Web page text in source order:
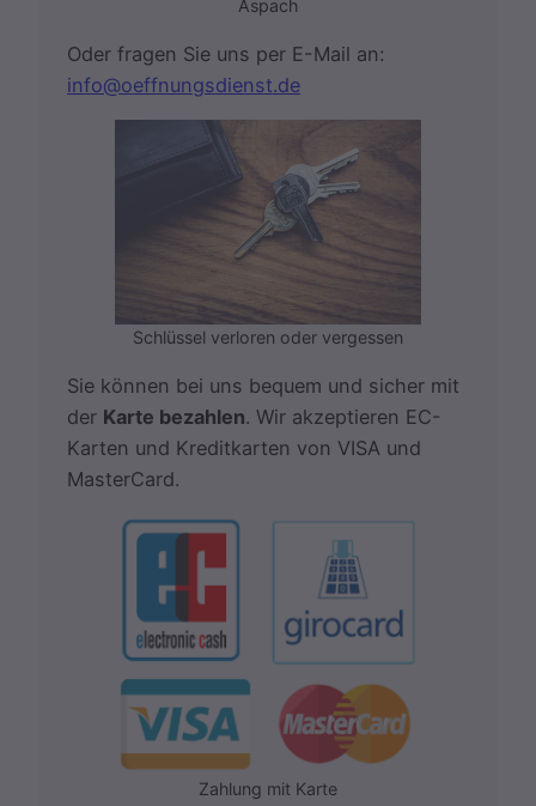
Aspach
Oder fragen Sie uns per E-Mail an:
info@oeffnungsdienst.de
Schlüssel verloren oder vergessen
Sie können bei uns bequem und sicher mit
der Karte bezahlen. Wir akzeptieren EC-
Karten und Kreditkarten von VISA und
MasterCard.
Zahlung mit Karte